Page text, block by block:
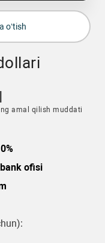
o‘tish
amal qilish muddati
0%
ofisi